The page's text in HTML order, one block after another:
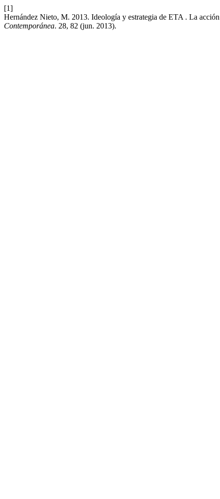
[1]
Hernández Nieto, M. 2013. Ideología y estrategia de ETA . La
Contemporánea. 28, 82 (jun. 2013).